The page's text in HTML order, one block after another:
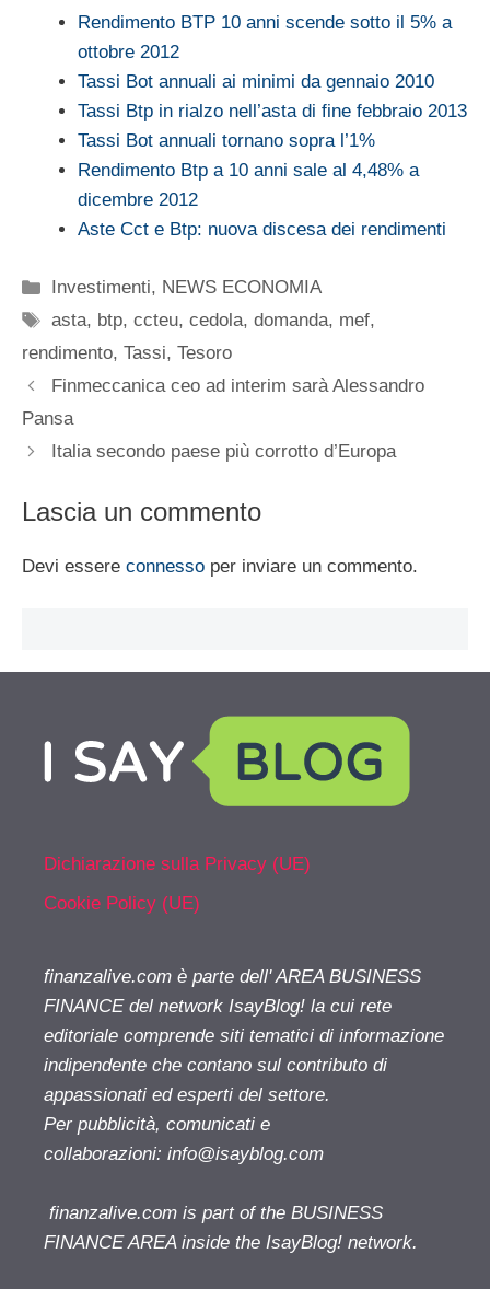
Rendimento BTP 10 anni scende sotto il 5% a
ottobre 2012
Tassi Bot annuali ai minimi da gennaio 2010
Tassi Btp in rialzo nell’asta di fine febbraio 2013
Tassi Bot annuali tornano sopra l’1%
Rendimento Btp a 10 anni sale al 4,48% a
dicembre 2012
Aste Cct e Btp: nuova discesa dei rendimenti
Categorie
Investimenti, NEWS ECONOMIA
Tag
asta, btp,ccteu,cedola,domanda, mef,
rendimento, Tassi, Tesoro
Finmeccanica ceo ad interim sarà Alessandro
Pansa
Italia secondo paese più corrotto d’Europa
Lascia un commento
Devi essere connesso per inviare un commento.
Dichiarazione sulla Privacy (UE)
Cookie Policy (UE)
finanzalive.com è parte dell' AREA BUSINESS
FINANCE del network IsayBlog! la cui rete
editoriale comprende siti tematici di informazione
indipendente che contano sul contributo di
appassionati ed esperti del settore.
Per pubblicità, comunicati e
collaborazioni: info@isayblog.com
finanzalive.com is part of the BUSINESS
FINANCE AREA inside the IsayBlog! network.